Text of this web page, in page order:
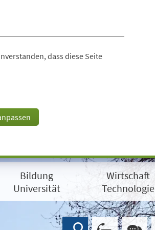
dass diese Seite
Bildung
Universität
Wirtschaft
Technologie